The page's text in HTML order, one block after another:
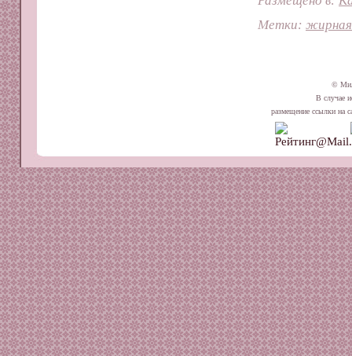
Метки:
©
В случае
размещение ссылки на